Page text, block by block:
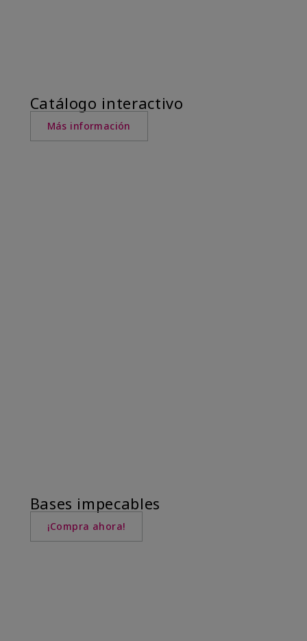
Catálogo interactivo
Más información
Bases impecables
¡Compra ahora!